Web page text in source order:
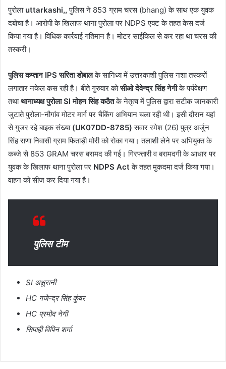
पुरोला uttarkashi,, पुलिस ने 853 ग्राम चरस (bhang) के साथ एक युवक
दबोचा है। आरोपी के खिलाफ थाना पुरोला पर NDPS एक्ट के तहत केस दर्ज
किया गया है। विधिक कार्रवाई गतिमान है। मोटर साईकिल से कर रहा था चरस की
तस्करी।
पुलिस कप्तान IPS सरिता डोबालके सानिध्य में उत्तरकाशी पुलिस नशा तस्करों
लगातार नकेल कस रही है। बीते गुरुवार कोसीओ देवेन्द्र सिंह नेगीके पर्यवेक्षण
तथाथानाध्यक्ष पुरोला SI मोहन सिंह कठैतके नेतृत्व में पुलिस द्वारा सटीक जानकारी
जुटाते पुरोला-नौगांव मोटर मार्ग पर चैकिंग अभियान चला रही थी। इसी दौरान यहां
से गुजर रहे बाइक संख्या (UK07DD-8785) सवार रमेश (26) पुत्र अर्जुन
सिंह राणा निवासी ग्राम फिताड़ी मोरी को रोका गया। तलाशी लेने पर अभियुक्त के
कब्जे से 853 GRAM चरस बरामद की गई। गिरफ्तारी व बरामदगी के आधार पर
युवक के खिलाफ थाना पुरोला पर NDPS Act के तहत मुकदमा दर्ज किया गया।
वाहन को सीज कर दिया गया है।
पुलिस टीम
SI अक्षुरानी
HC गजेन्द्र सिंह कुंवर
HC प्रमोद नेगी
सिपाही विपिन शर्मा